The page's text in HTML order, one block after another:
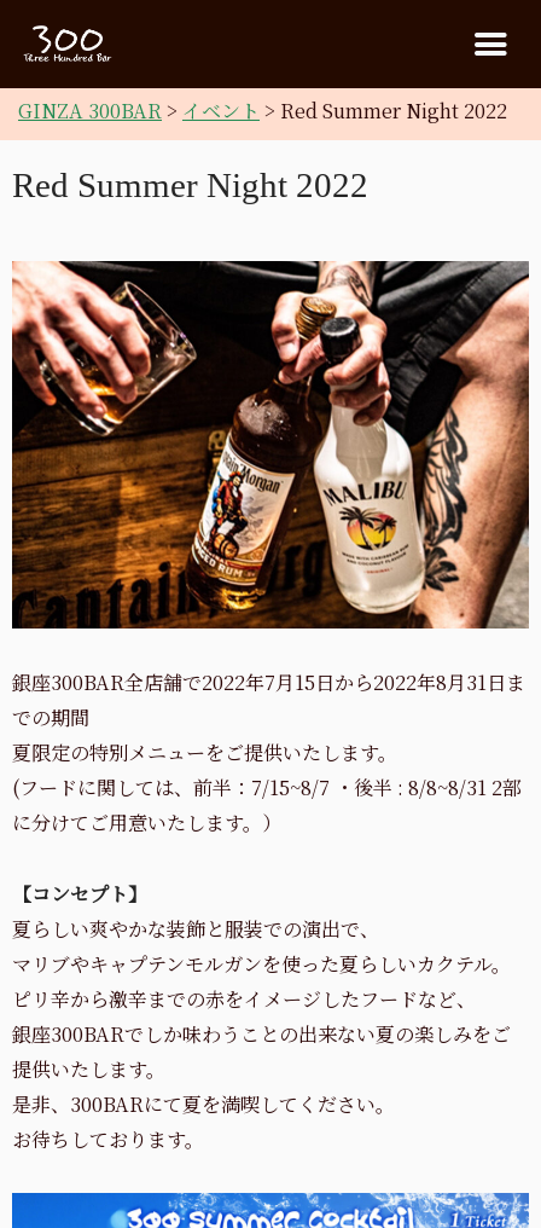
GINZA 300BAR > イベント > Red Summer Night 2022
Red Summer Night 2022
銀座300BAR全店舗で2022年7月15日から2022年8月31日ま
での期間
夏限定の特別メニューをご提供いたします。
(フードに関しては、前半：7/15~8/7 ・後半 : 8/8~8/31 2部
に分けてご用意いたします。）
【コンセプト】
夏らしい爽やかな装飾と服装での演出で、
マリブやキャプテンモルガンを使った夏らしいカクテル。
ピリ辛から激辛までの赤をイメージしたフードなど、
銀座300BARでしか味わうことの出来ない夏の楽しみをご
提供いたします。
是非、300BARにて夏を満喫してください。
お待ちしております。